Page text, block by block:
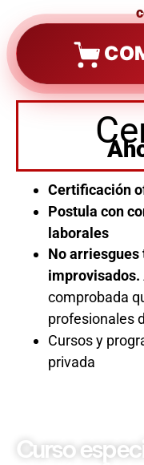
Certificación
Postula con
laborales
No arriesgues
improvisados.
comprobada
profesionales
Cursos y
privada
Curso